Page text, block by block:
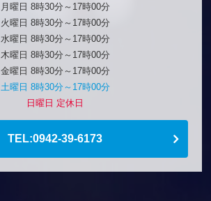
月曜日 8時30分～17時00分
火曜日 8時30分～17時00分
水曜日 8時30分～17時00分
木曜日 8時30分～17時00分
金曜日 8時30分～17時00分
土曜日 8時30分～17時00分
日曜日 定休日
TEL:0942-39-6173